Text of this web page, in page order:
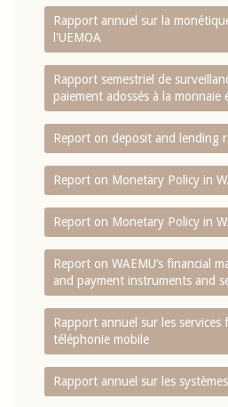
Rapport annuel sur la
l'UEMOA
Rapport semestriel de
paiement adossés à la monnaie
Report on deposit and lending
Report on Monetary Policy in
Report on Monetary Policy in
Report on WAEMU’s financial
and payment instruments and
Rapport annuel sur les services
téléphonie mobile
Rapport annuel sur les